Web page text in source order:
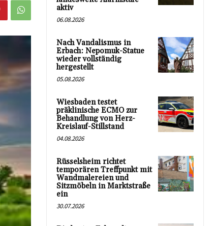
aktiv
06.08.2026
Nach Vandalismus in
Erbach: Nepomuk-Statue
wieder vollständig
hergestellt
05.08.2026
Wiesbaden testet
präklinische ECMO zur
Behandlung von Herz-
Kreislauf-Stillstand
04.08.2026
Rüsselsheim richtet
temporären Treffpunkt mit
Wandmalereien und
Sitzmöbeln in Marktstraße
ein
30.07.2026